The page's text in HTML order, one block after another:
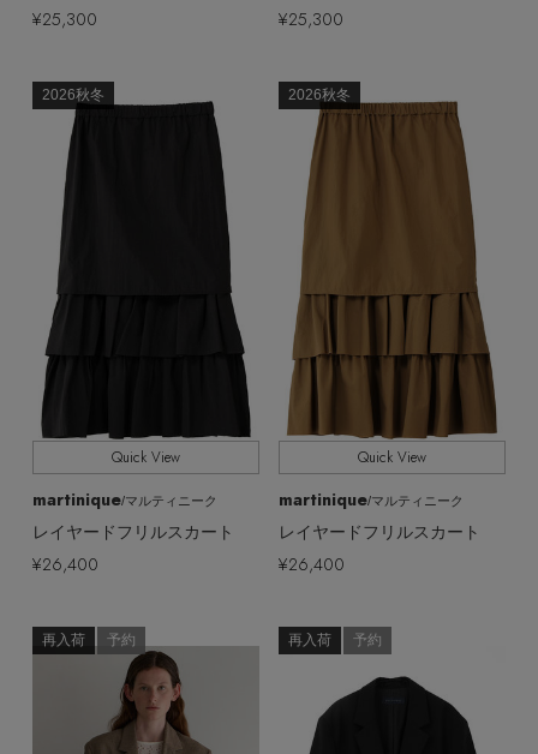
¥25,300
¥25,300
2026秋冬
Quick View
martinique/マルティニーク
レイヤードフリルスカート
¥26,400
2026秋冬
Quick View
martinique/マルティニーク
レイヤードフリルスカート
¥26,400
再入荷 予約
再入荷 予約